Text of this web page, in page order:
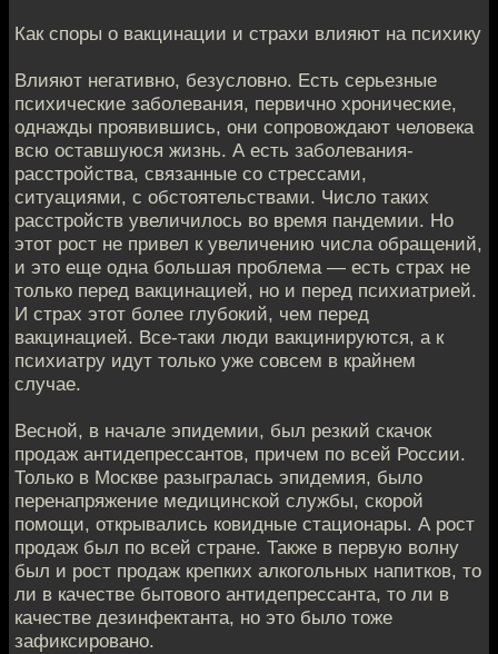
Как споры о вакцинации и страхи влияют на психику
Влияют негативно, безусловно. Есть серьезные
психические заболевания, первично хронические,
однажды проявившись, они сопровождают человека
всю оставшуюся жизнь. А есть заболевания-
расстройства, связанные со стрессами,
ситуациями, с обстоятельствами. Число таких
расстройств увеличилось во время пандемии. Но
этот рост не привел к увеличению числа обращений,
и это еще одна большая проблема — есть страх не
только перед вакцинацией, но и перед психиатрией.
И страх этот более глубокий, чем перед
вакцинацией. Все-таки люди вакцинируются, а к
психиатру идут только уже совсем в крайнем
случае.
Весной, в начале эпидемии, был резкий скачок
продаж антидепрессантов, причем по всей России.
Только в Москве разыгралась эпидемия, было
перенапряжение медицинской службы, скорой
помощи, открывались ковидные стационары. А рост
продаж был по всей стране. Также в первую волну
был и рост продаж крепких алкогольных напитков, то
ли в качестве бытового антидепрессанта, то ли в
качестве дезинфектанта, но это было тоже
зафиксировано.